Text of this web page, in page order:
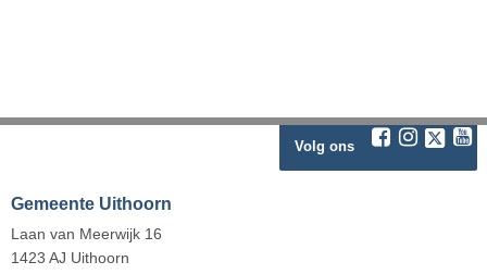
Volg ons
Gemeente Uithoorn
Laan van Meerwijk 16
1423 AJ Uithoorn